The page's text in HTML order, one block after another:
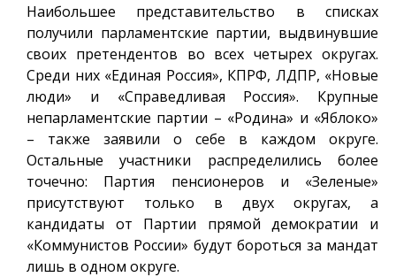
Наибольшее представительство в списках
получили парламентские партии, выдвинувшие
своих претендентов во всех четырех округах.
Среди них «Единая Россия», КПРФ, ЛДПР, «Новые
люди» и «Справедливая Россия». Крупные
непарламентские партии – «Родина» и «Яблоко»
– также заявили о себе в каждом округе.
Остальные участники распределились более
точечно: Партия пенсионеров и «Зеленые»
присутствуют только в двух округах, а
кандидаты от Партии прямой демократии и
«Коммунистов России» будут бороться за мандат
лишь в одном округе.